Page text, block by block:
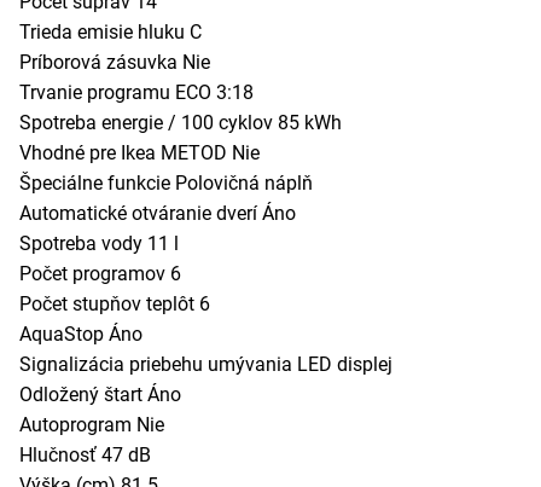
Trieda emisie hluku C
Príborová zásuvka Nie
Trvanie programu ECO 3:18
Spotreba energie / 100 cyklov 85 kWh
Vhodné pre Ikea METOD Nie
Špeciálne funkcie Polovičná náplň
Automatické otváranie dverí Áno
Spotreba vody 11 l
Počet programov 6
Počet stupňov teplôt 6
AquaStop Áno
Signalizácia priebehu umývania LED displej
Odložený štart Áno
Autoprogram Nie
Hlučnosť 47 dB